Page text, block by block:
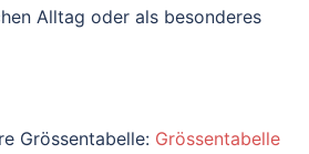
Alltag oder als besonderes
Grössentabelle: Grössentabelle